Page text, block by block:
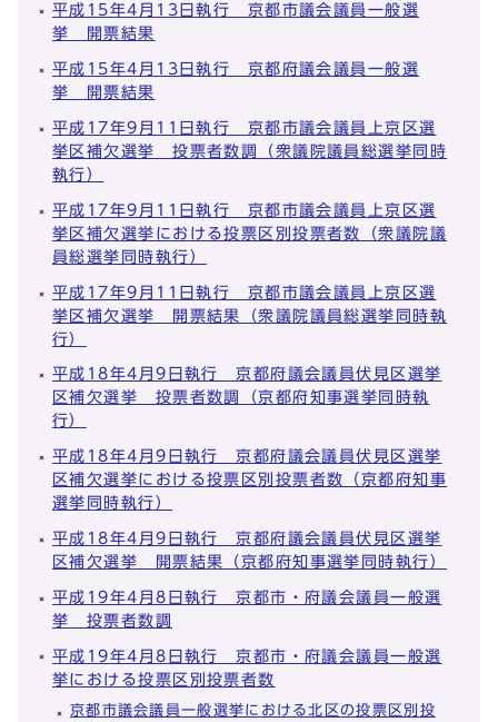
平成15年4月13日執行 京都市議会議員一般選
挙 開票結果
平成15年4月13日執行 京都府議会議員一般選
挙 開票結果
平成17年9月11日執行 京都市議会議員上京区選
挙区補欠選挙 投票者数調（衆議院議員総選挙同時
執行）
平成17年9月11日執行 京都市議会議員上京区選
挙区補欠選挙における投票区別投票者数（衆議院議
員総選挙同時執行）
平成17年9月11日執行 京都市議会議員上京区選
挙区補欠選挙 開票結果（衆議院議員総選挙同時執
行）
平成18年4月9日執行 京都府議会議員伏見区選挙
区補欠選挙 投票者数調（京都府知事選挙同時執
行）
平成18年4月9日執行 京都府議会議員伏見区選挙
区補欠選挙における投票区別投票者数（京都府知事
選挙同時執行）
平成18年4月9日執行 京都府議会議員伏見区選挙
区補欠選挙 開票結果（京都府知事選挙同時執行）
平成19年4月8日執行 京都市・府議会議員一般選
挙 投票者数調
平成19年4月8日執行 京都市・府議会議員一般選
挙における投票区別投票者数
京都市議会議員一般選挙における北区の投票区別投